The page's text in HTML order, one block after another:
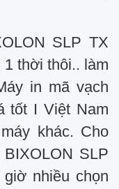
SLP TX
thời thôi.. làm
in mã vạch
tốt I Việt Nam
khác. Cho
SLP
nhiều chọn